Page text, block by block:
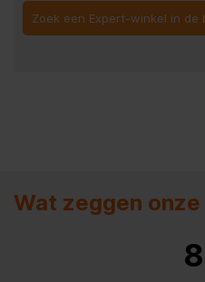
Zoek een Expert-winkel in de
Wat zeggen